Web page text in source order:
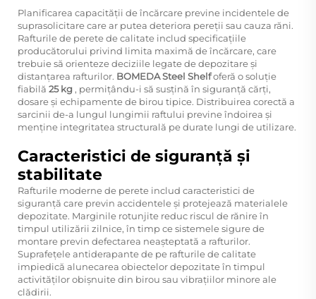
Planificarea capacității de încărcare previne incidentele de
suprasolicitare care ar putea deteriora pereții sau cauza răni.
Rafturile de perete de calitate includ specificațiile
producătorului privind limita maximă de încărcare, care
trebuie să orienteze deciziile legate de depozitare și
distanțarea rafturilor. BOMEDA Steel Shelfoferă o soluție
fiabilă 25 kg, permițându-i să susțină în siguranță cărți,
dosare și echipamente de birou tipice. Distribuirea corectă a
sarcinii de-a lungul lungimii raftului previne îndoirea și
menține integritatea structurală pe durate lungi de utilizare.
Caracteristici de siguranță și
stabilitate
Rafturile moderne de perete includ caracteristici de
siguranță care previn accidentele și protejează materialele
depozitate. Marginile rotunjite reduc riscul de rănire în
timpul utilizării zilnice, în timp ce sistemele sigure de
montare previn defectarea neașteptată a rafturilor.
Suprafețele antiderapante de pe rafturile de calitate
impiedică alunecarea obiectelor depozitate în timpul
activităților obișnuite din birou sau vibrațiilor minore ale
clădirii.